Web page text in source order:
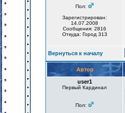
Пол:
Зарегистрирован:
14.07.2008
Сообщения: 2816
Откуда: Город 313
Вернуться к началу
Автор
user1
Первый Кардинал
Пол: